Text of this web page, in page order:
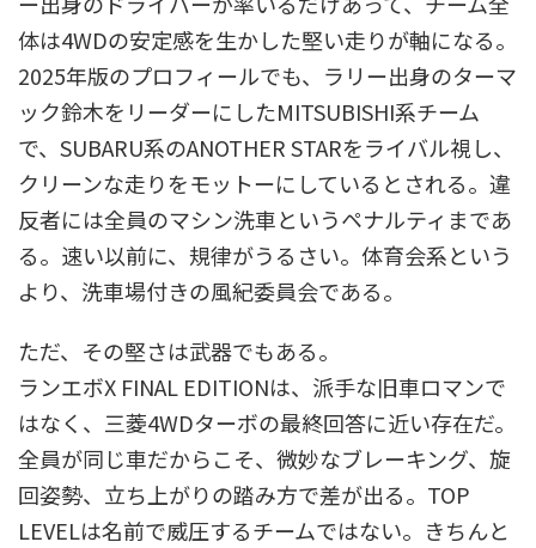
体は4WDの安定感を生かした堅い走りが軸になる。
2025年版のプロフィールでも、ラリー出身のターマ
ック鈴木をリーダーにしたMITSUBISHI系チーム
で、SUBARU系のANOTHER STARをライバル視し、
クリーンな走りをモットーにしているとされる。違
反者には全員のマシン洗車というペナルティまであ
る。速い以前に、規律がうるさい。体育会系という
より、洗車場付きの風紀委員会である。
ただ、その堅さは武器でもある。
ランエボX FINAL EDITIONは、派手な旧車ロマンで
はなく、三菱4WDターボの最終回答に近い存在だ。
全員が同じ車だからこそ、微妙なブレーキング、旋
回姿勢、立ち上がりの踏み方で差が出る。TOP
LEVELは名前で威圧するチームではない。きちんと